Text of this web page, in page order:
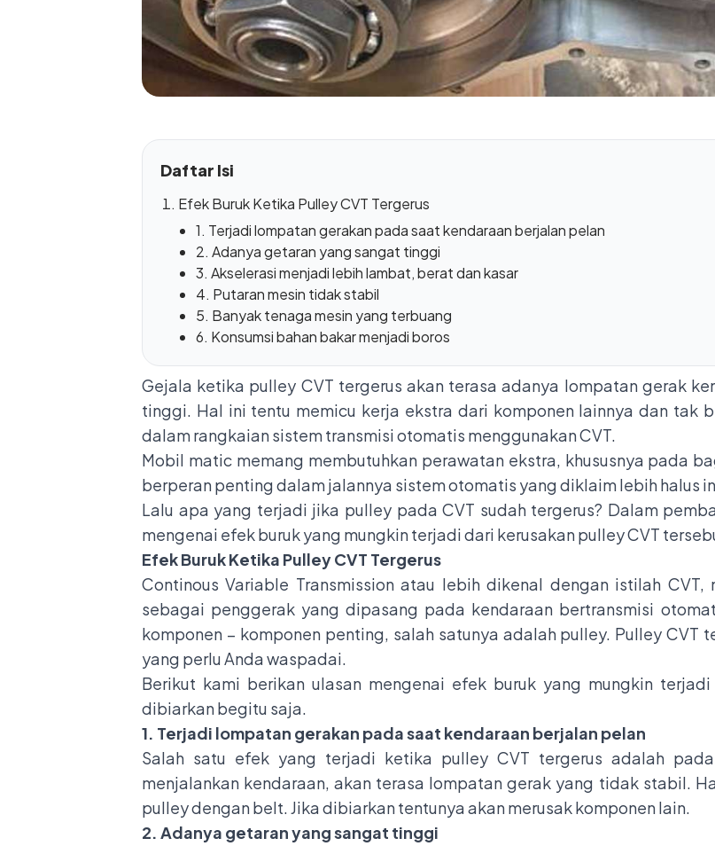
Daftar Isi
Efek Buruk Ketika Pulley CVT Tergerus
1. Terjadi lompatan gerakan pada saat kendaraan berjalan pelan
2. Adanya getaran yang sangat tinggi
3. Akselerasi menjadi lebih lambat, berat dan kasar
4. Putaran mesin tidak stabil
5. Banyak tenaga mesin yang terbuang
6. Konsumsi bahan bakar menjadi boros
Gejala ketika pulley CVT tergerus akan terasa adanya lompatan gerak
tinggi. Hal ini tentu memicu kerja ekstra dari komponen lainnya dan tak
dalam rangkaian sistem transmisi otomatis menggunakan CVT.
Mobil matic memang membutuhkan perawatan ekstra, khususnya pada
berperan penting dalam jalannya sistem otomatis yang diklaim lebih halus
Lalu apa yang terjadi jika pulley pada CVT sudah tergerus? Dalam
mengenai efek buruk yang mungkin terjadi dari kerusakan pulley CVT
Efek Buruk Ketika Pulley CVT Tergerus
Continous Variable Transmission atau lebih dikenal dengan istilah
sebagai penggerak yang dipasang pada kendaraan bertransmisi
komponen – komponen penting, salah satunya adalah pulley. Pulley CVT
yang perlu Anda waspadai.
Berikut kami berikan ulasan mengenai efek buruk yang mungkin
dibiarkan begitu saja.
1. Terjadi lompatan gerakan pada saat kendaraan berjalan pelan
Salah satu efek yang terjadi ketika pulley CVT tergerus adalah
menjalankan kendaraan, akan terasa lompatan gerak yang tidak stabil.
pulley dengan belt. Jika dibiarkan tentunya akan merusak komponen lain.
2. Adanya getaran yang sangat tinggi